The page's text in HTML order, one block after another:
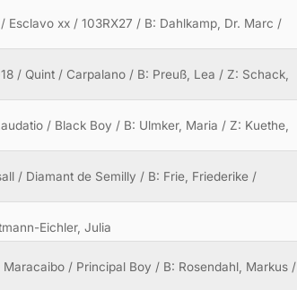
xx / 103RX27 / B: Dahlkamp, Dr. Marc /
/ Quint / Carpalano / B: Preuß, Lea / Z: Schack,
/ Black Boy / B: Ulmker, Maria / Z: Kuethe,
/ Diamant de Semilly / B: Frie, Friederike /
Eichler, Julia
/ Principal Boy / B: Rosendahl, Markus /